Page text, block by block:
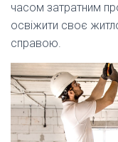
часом затратним
освіжити своє
справою.